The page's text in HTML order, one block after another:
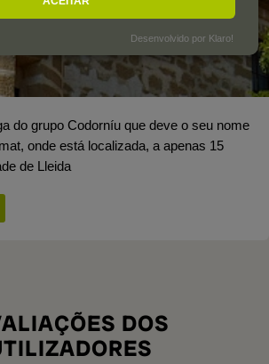
do grupo Codorníu que deve o seu nome
onde está localizada, a apenas 15
de Lleida
DOS
Desenvolvido por Klaro!